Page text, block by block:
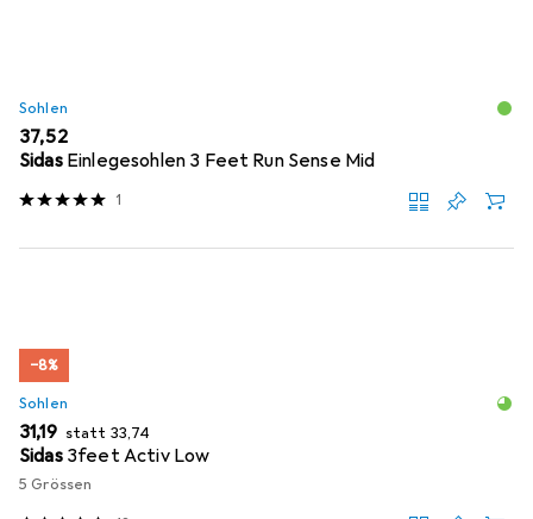
Sohlen
EUR
37,52
Sidas Einlegesohlen 3 Feet Run Sense Mid
1
−8%
Sohlen
EUR
31,19 statt EUR
33,74
Sidas 3feet Activ Low
5 Grössen